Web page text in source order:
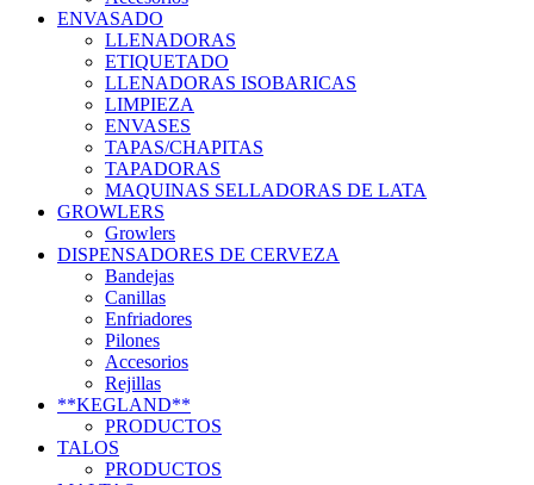
ENVASADO
LLENADORAS
ETIQUETADO
LLENADORAS ISOBARICAS
LIMPIEZA
ENVASES
TAPAS/CHAPITAS
TAPADORAS
MAQUINAS SELLADORAS DE LATA
GROWLERS
Growlers
DISPENSADORES DE CERVEZA
Bandejas
Canillas
Enfriadores
Pilones
Accesorios
Rejillas
**KEGLAND**
PRODUCTOS
TALOS
PRODUCTOS